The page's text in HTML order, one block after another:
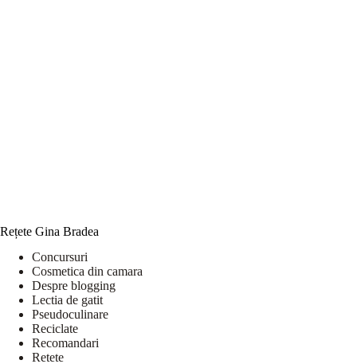
Rețete Gina Bradea
Concursuri
Cosmetica din camara
Despre blogging
Lectia de gatit
Pseudoculinare
Reciclate
Recomandari
Retete